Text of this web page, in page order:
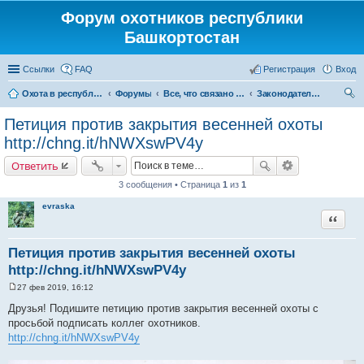
Форум охотников республики
Башкортостан
Ссылки FAQ Вход
Регистрация
Охота в республике Башкортостан Форумы Все, что связано с охотой
Законодательство
Петиция против закрытия весенней охоты
http://chng.it/hNWXswPV4y
Ответить
3 сообщения • Страница 1 из 1
evraska
Петиция против закрытия весенней охоты
http://chng.it/hNWXswPV4y
Цитата
о
б
щ
е
27 фев 2019, 16:12
Друзья! Подишите петицию против закрытия весенней охоты с
просьбой подписать коллег охотников.
http://chng.it/hNWXswPV4y